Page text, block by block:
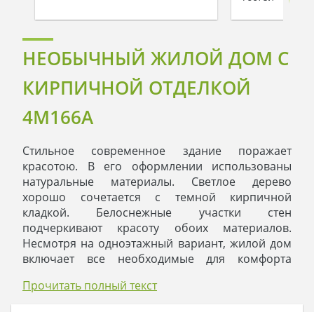
НЕОБЫЧНЫЙ ЖИЛОЙ ДОМ С
КИРПИЧНОЙ ОТДЕЛКОЙ
4M166A
Стильное современное здание поражает
красотою. В его оформлении использованы
натуральные материалы. Светлое дерево
хорошо сочетается с темной кирпичной
кладкой. Белоснежные участки стен
подчеркивают красоту обоих материалов.
Несмотря на одноэтажный вариант, жилой дом
включает все необходимые для комфорта
Спальная зона состоит из санитарных
Прочитать полный текст